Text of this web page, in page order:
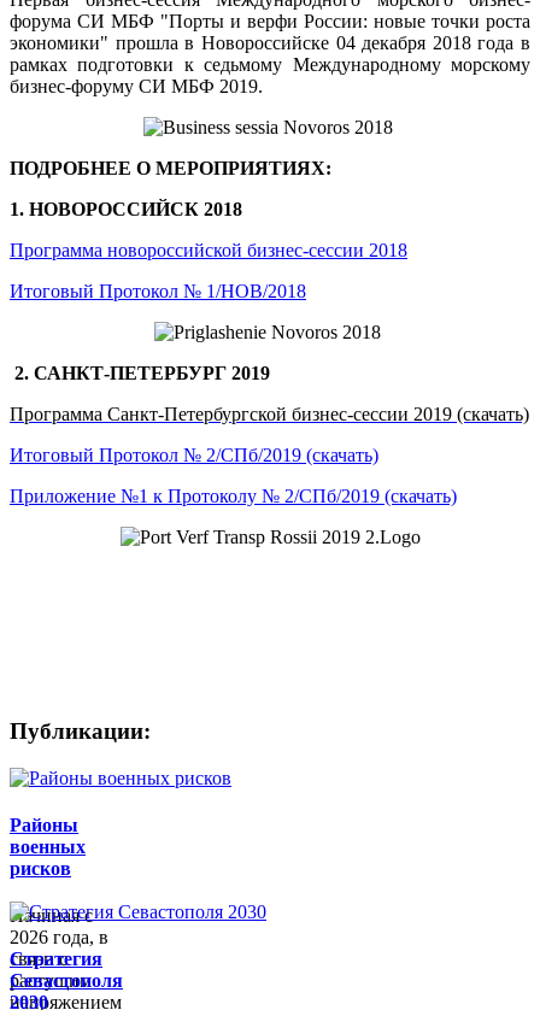
форума СИ МБФ "Порты и верфи России: новые точки роста
экономики" прошла в Новороссийске 04 декабря 2018 года в
рамках подготовки к седьмому Международному морскому
бизнес-форуму СИ МБФ 2019.
ПОДРОБНЕЕ О МЕРОПРИЯТИЯХ:
1. НОВОРОССИЙСК 2018
Программа новороссийской бизнес-сессии 2018
Итоговый Протокол № 1/НОВ/2018
2. САНКТ-ПЕТЕРБУРГ 2019
Программа Санкт-Петербургской бизнес-сессии 2019 (скачать)
Итоговый Протокол № 2/СПб/2019 (скачать)
Приложение №1 к Протоколу № 2/СПб/2019 (скачать)
Публикации:
Районы
военных
рисков
Начиная с
2026 года, в
связи с
растущим
напряжением
Стратегия
Севастополя
2030